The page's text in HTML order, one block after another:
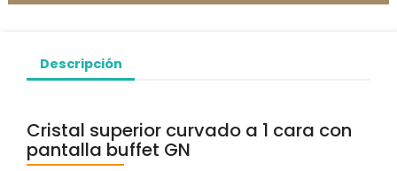
Descripción
Cristal superior curvado a 1 cara con
pantalla buffet GN